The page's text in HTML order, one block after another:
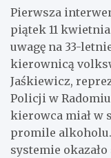
Pierwsza
piątek 11
uwagę na 33-
kierownicą
Jaśkiewicz,
Policji w
kierowca miał w
promile
systemie